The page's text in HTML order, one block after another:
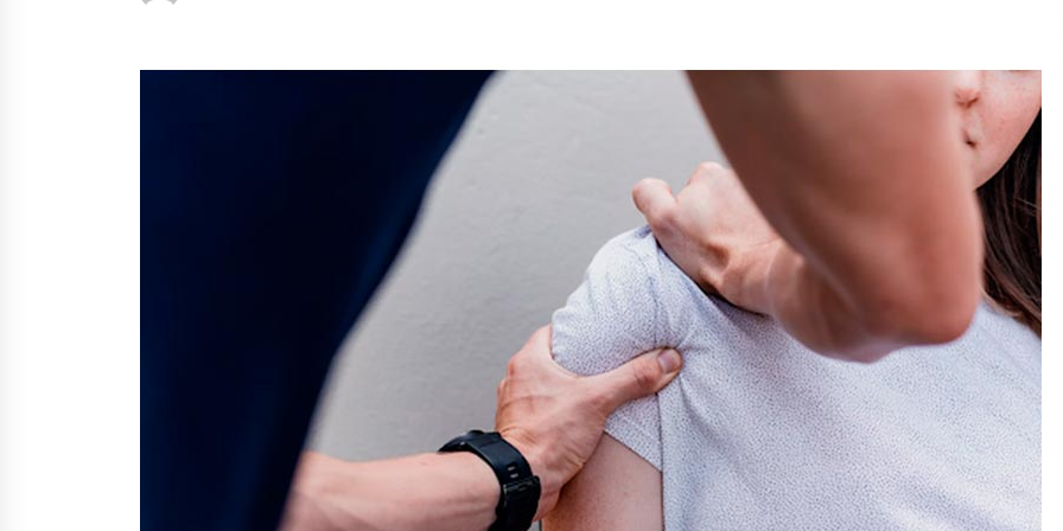
POTTO: San Pedro jaietako bertso-
Auritz Iñurrietaren margoak
ikusgai Uribitarte40 aretoan
SOINUGELA: Paul McCartney eta
Ringo Starr-en lan berriak
2026/07/03